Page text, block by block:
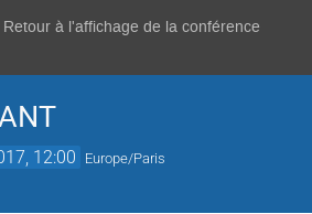
Retour à l'affichage de la conférence
12:00 Europe/Paris